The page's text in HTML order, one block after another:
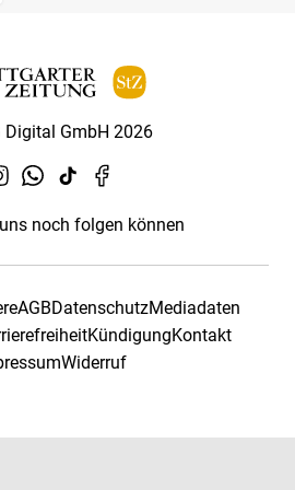
Digital GmbH 2026
noch folgen können
AGBDatenschutzMediadaten
KündigungKontakt
Widerruf